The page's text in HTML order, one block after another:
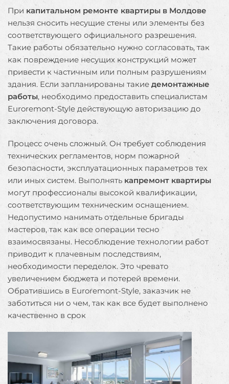
При капитальном ремонте квартиры в Молдове
нельзя сносить несущие стены или элементы без
соответствующего официального разрешения.
Такие работы обязательно нужно согласовать, так
как повреждение несущих конструкций может
привести к частичным или полным разрушениям
здания. Если запланированы такие демонтажные
работы, необходимо предоставить специалистам
Euroremont-Style действующую авторизацию до
заключения договора.
Процесс очень сложный. Он требует соблюдения
технических регламентов, норм пожарной
безопасности, эксплуатационных параметров тех
или иных систем. Выполнять капремонт квартиры
могут профессионалы высокой квалификации,
соответствующим техническим оснащением.
Недопустимо нанимать отдельные бригады
мастеров, так как все операции тесно
взаимосвязаны. Несоблюдение технологии работ
приводит к плачевным последствиям,
необходимости переделок. Это чревато
увеличением бюджета и потерей времени.
Обратившись в Euroremont-Style, заказчик не
заботиться ни о чем, так как все будет выполнено
качественно в срок